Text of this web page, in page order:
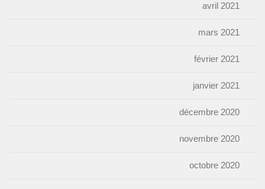
avril 2021
mars 2021
février 2021
janvier 2021
décembre 2020
novembre 2020
octobre 2020